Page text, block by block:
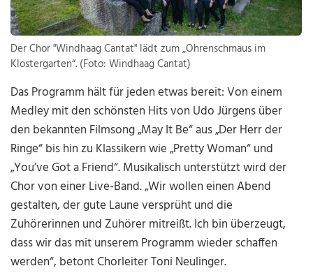
Der Chor "Windhaag Cantat" lädt zum „Ohrenschmaus im
Klostergarten“. (Foto: Windhaag Cantat)
Das Programm hält für jeden etwas bereit: Von einem
Medley mit den schönsten Hits von Udo Jürgens über
den bekannten Filmsong „May It Be“ aus „Der Herr der
Ringe“ bis hin zu Klassikern wie „Pretty Woman“ und
„You’ve Got a Friend“. Musikalisch unterstützt wird der
Chor von einer Live-Band. „Wir wollen einen Abend
gestalten, der gute Laune versprüht und die
Zuhörerinnen und Zuhörer mitreißt. Ich bin überzeugt,
dass wir das mit unserem Programm wieder schaffen
werden“, betont Chorleiter Toni Neulinger.